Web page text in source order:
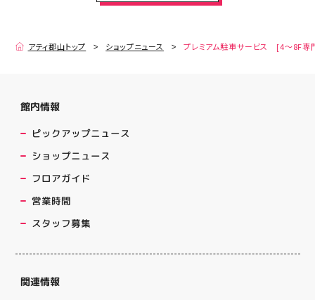
アティ郡山トップ ショップニュース プレミアム駐車サービス [4～8F専
館内情報
ピックアップニュース
ショップニュース
フロアガイド
営業時間
スタッフ募集
関連情報